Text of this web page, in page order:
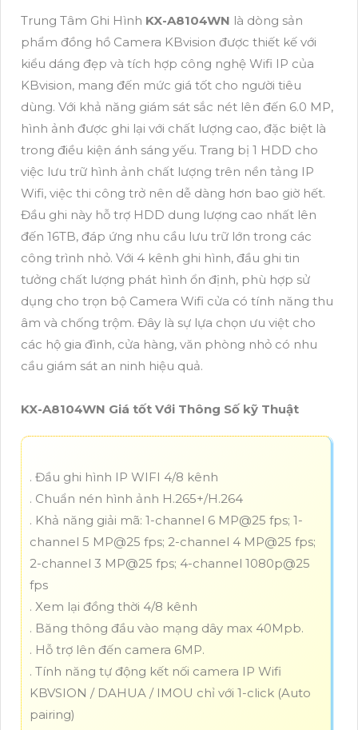
Trung Tâm Ghi Hình KX-A8104WN là dòng sản
phẩm đồng hồ Camera KBvision được thiết kế với
kiểu dáng đẹp và tích hợp công nghệ Wifi IP của
KBvision, mang đến mức giá tốt cho người tiêu
dùng. Với khả năng giám sát sắc nét lên đến 6.0 MP,
hình ảnh được ghi lại với chất lượng cao, đặc biệt là
trong điều kiện ánh sáng yếu. Trang bị 1 HDD cho
việc lưu trữ hình ảnh chất lượng trên nền tảng IP
Wifi, việc thi công trở nên dễ dàng hơn bao giờ hết.
Đầu ghi này hỗ trợ HDD dung lượng cao nhất lên
đến 16TB, đáp ứng nhu cầu lưu trữ lớn trong các
công trình nhỏ. Với 4 kênh ghi hình, đầu ghi tin
tưởng chất lượng phát hình ổn định, phù hợp sử
dụng cho trọn bộ Camera Wifi cửa có tính năng thu
âm và chống trộm. Đây là sự lựa chọn ưu việt cho
các hộ gia đình, cửa hàng, văn phòng nhỏ có nhu
cầu giám sát an ninh hiệu quả.
KX-A8104WN Giá tốt Với Thông Số kỹ Thuật
. Đầu ghi hình IP WIFI 4/8 kênh
. Chuẩn nén hình ảnh H.265+/H.264
. Khả năng giải mã: 1-channel 6 MP@25 fps; 1-
channel 5 MP@25 fps; 2-channel 4 MP@25 fps;
2-channel 3 MP@25 fps; 4-channel 1080p@25
fps
. Xem lại đồng thời 4/8 kênh
. Băng thông đầu vào mạng dây max 40Mpb.
. Hỗ trợ lên đến camera 6MP.
. Tính năng tự động kết nối camera IP Wifi
KBVSION / DAHUA / IMOU chỉ với 1-click (Auto
pairing)